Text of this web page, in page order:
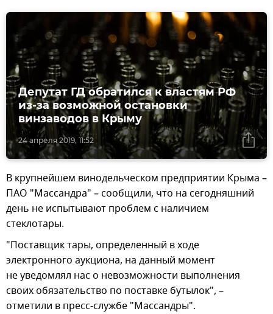
24 апреля 2019, 11:52
Депутат ГД обратился к властям РФ
из-за возможной остановки
винзаводов в Крыму
В крупнейшем винодельческом предприятии Крыма –
ПАО "Массандра" – сообщили, что на сегодняшний
день не испытывают проблем с наличием
стеклотары.
"Поставщик тары, определенный в ходе
электронного аукциона, на данный момент
не уведомлял нас о невозможности выполнения
своих обязательство по поставке бутылок", –
отметили в пресс-службе "Массандры".